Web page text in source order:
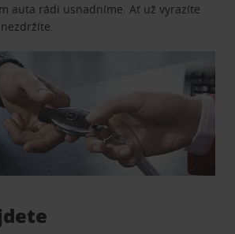
auta rádi usnadníme. Ať už vyrazíte